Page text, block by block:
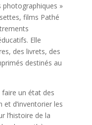
photographiques »
films Pathé
Elle
des livrets, des
destinés au
faire un état des
et d’inventorier les
l’histoire de la